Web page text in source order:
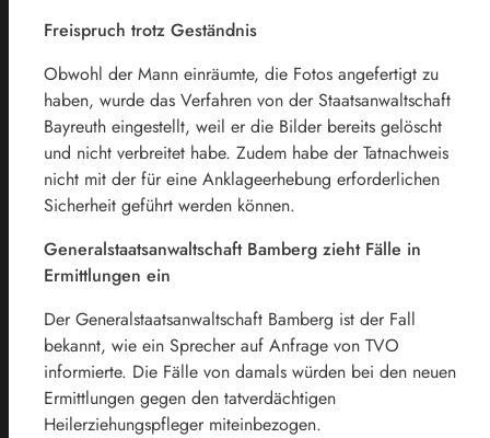
Freispruch trotz Geständnis
Obwohl der Mann einräumte, die Fotos angefertigt zu
haben, wurde das Verfahren von der Staatsanwaltschaft
Bayreuth eingestellt, weil er die Bilder bereits gelöscht
und nicht verbreitet habe. Zudem habe der Tatnachweis
nicht mit der für eine Anklageerhebung erforderlichen
Sicherheit geführt werden können.
Generalstaatsanwaltschaft Bamberg zieht Fälle in
Ermittlungen ein
Der Generalstaatsanwaltschaft Bamberg ist der Fall
bekannt, wie ein Sprecher auf Anfrage von TVO
informierte. Die Fälle von damals würden bei den neuen
Ermittlungen gegen den tatverdächtigen
Heilerziehungspfleger miteinbezogen.